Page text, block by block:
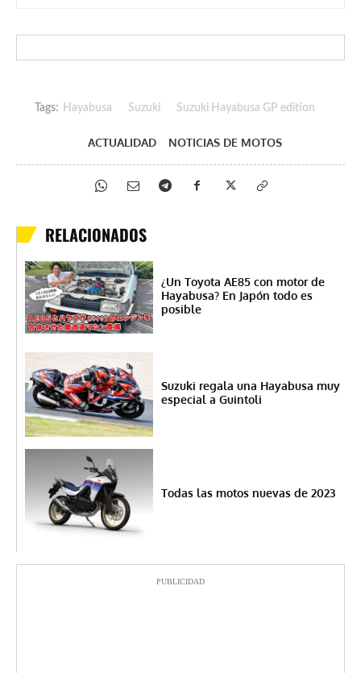
Tags: Hayabusa Suzuki Suzuki Hayabusa GP edition
ACTUALIDAD NOTICIAS DE MOTOS
RELACIONADOS
¿Un Toyota AE85 con motor de
Hayabusa? En Japón todo es
posible
Suzuki regala una Hayabusa muy
especial a Guintoli
Todas las motos nuevas de 2023
PUBLICIDAD